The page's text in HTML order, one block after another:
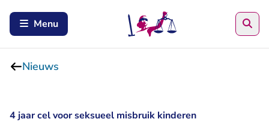
Menu
Nieuws
4 jaar cel voor seksueel misbruik kinderen